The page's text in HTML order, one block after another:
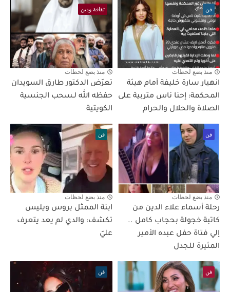
فن
منذ بضع لحظات
انهيار سارة خليفة أمام هيئة
المحكمة: إحنا ناس متربية على
الصلاة والحلال والحرام
ثقافة ودين
منذ بضع لحظات
تعرّض الدكتور طارق السويدان
حفظه الله لـسحب الجنسية
الكويتية
فن
منذ بضع لحظات
رحلة أسماء علاء الدين من
كاتبة خجولة بحجاب كامل ..
إلي فتاة حفل عبده الأمير
المثيرة للجدل
فن
منذ بضع لحظات
ابنة الممثل بروس ويليس
تكشف: والدي لم يعد يتعرف
عليّ
فن فن